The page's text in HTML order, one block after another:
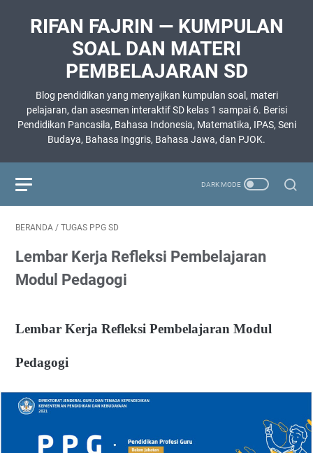
RIFAN FAJRIN — KUMPULAN
SOAL DAN MATERI
PEMBELAJARAN SD
Blog pendidikan yang menyajikan kumpulan soal, materi
pelajaran, dan asesmen interaktif SD kelas 1 sampai 6. Berisi
Pendidikan Pancasila, Bahasa Indonesia, Matematika, IPAS, Seni
Budaya, Bahasa Inggris, Bahasa Jawa, dan PJOK.
BERANDA / TUGAS PPG SD
Lembar Kerja Refleksi Pembelajaran
Modul Pedagogi
Lembar Kerja Refleksi Pembelajaran Modul
Pedagogi